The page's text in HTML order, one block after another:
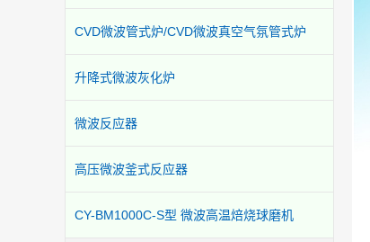
CVD微波管式炉/CVD微波真空气氛管式炉
升降式微波灰化炉
微波反应器
高压微波釜式反应器
CY-BM1000C-S型 微波高温焙烧球磨机